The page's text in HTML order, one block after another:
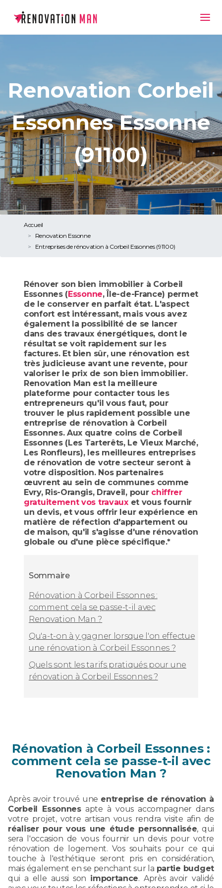
Renovation Corbeil
Essonnes Essonne
(91100)
Accueil
Renovation Essonne
Entreprises de rénovation à Corbeil Essonnes (91100)
Rénover son bien immobilier à Corbeil
Essonnes (Essonne, Île-de-France) permet
de le conserver en parfait état. L'aspect
confort est intéressant, mais vous avez
également la possibilité de se lancer
dans des travaux énergétiques, dont le
résultat se voit rapidement sur les
factures. Et bien sûr, une rénovation est
très judicieuse avant une revente, pour
valoriser le prix de son bien immobilier.
Renovation Man est la meilleure
plateforme pour contacter tous les
entrepreneurs qu'il vous faut, pour
trouver le plus rapidement possible une
entreprise de rénovation à Corbeil
Essonnes. Aux quatre coins de Corbeil
Essonnes (Les Tarterêts, Le Vieux Marché,
Les Ronfleurs), les meilleures entreprises
de rénovation de votre secteur seront à
votre disposition. Nos partenaires
œuvrent au sein de communes comme
Evry, Ris-Orangis, Draveil, pour chiffrer
gratuitement vos travauxet vous fournir
un devis, et vous offrir leur expérience en
matière de réfection d'appartement ou
de maison, qu'il s'agisse d'une rénovation
globale ou d'une pièce spécifique.*
Sommaire
Rénovation à Corbeil Essonnes :
comment cela se passe-t-il avec
Renovation Man ?
Qu'a-t-on à y gagner lorsque l'on effectue
une rénovation à Corbeil Essonnes ?
Quels sont les tarifs pratiqués pour une
rénovation à Corbeil Essonnes ?
Rénovation à Corbeil Essonnes :
comment cela se passe-t-il avec
Renovation Man ?
Après avoir trouvé une entreprise de rénovation à
Corbeil Essonnesapte à vous accompagner dans
votre projet, votre artisan vous rendra visite afin de
réaliser pour vous une étude personnalisée, qui
sera l'occasion de vous fournir un devis pour votre
rénovation de logement. Vos souhaits pour ce qui
touche à l'esthétique seront pris en considération,
mais également en se penchant sur la partie budget
qui a elle aussi son importance. Après avoir validé